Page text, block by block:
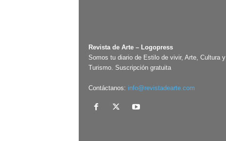
Revista de Arte – Logopress
Somos tu diario de Estilo de vivir, Arte, Cultura y
Turismo. Suscripción gratuita
Contáctanos: info@revistadearte.com